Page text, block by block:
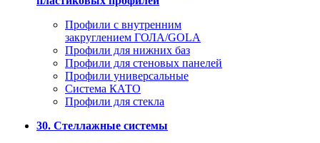
Профили с внутренним
закруглением ГОЛА/GOLA
Профили для нижних баз
Профили для стеновых панелей
Профили универсальные
Система КАТО
Профили для стекла
30. Стеллажные системы